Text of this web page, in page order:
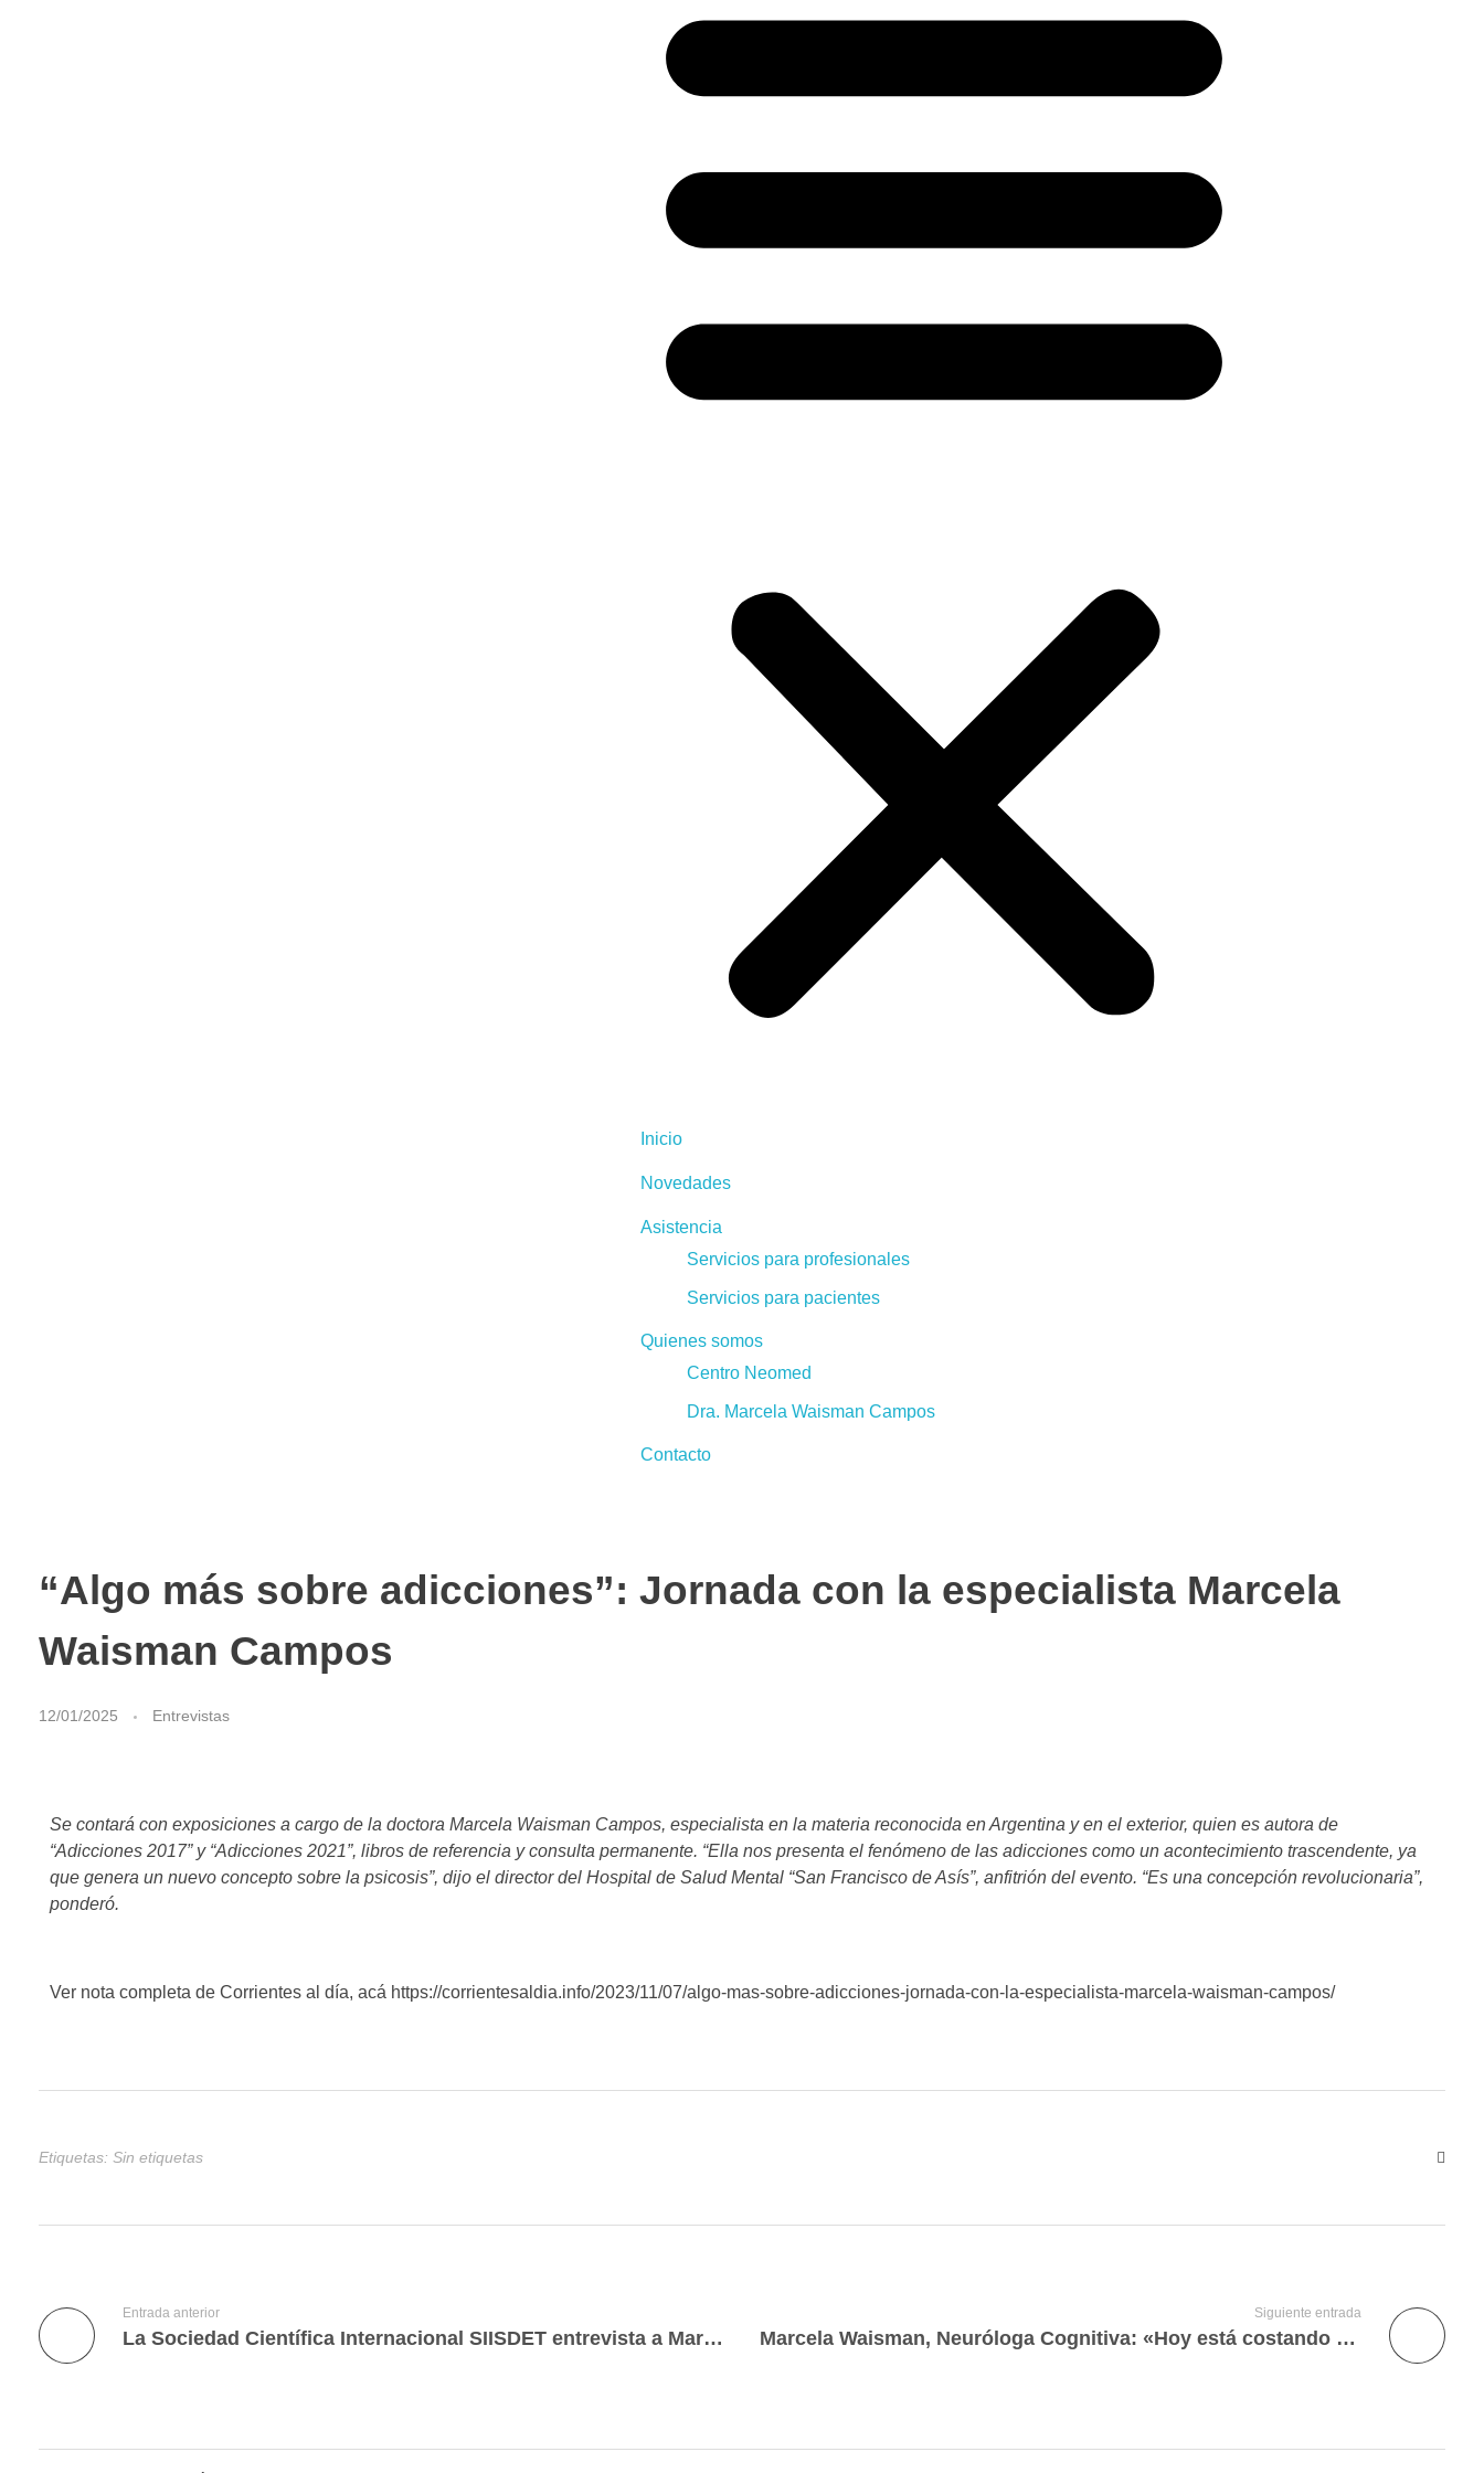
Inicio
Novedades
Asistencia
Servicios para profesionales
Servicios para pacientes
Quienes somos
Centro Neomed
Dra. Marcela Waisman Campos
Contacto
“Algo más sobre adicciones”: Jornada con la especialista Marcela
Waisman Campos
12/01/2025 Entrevistas
Se contará con exposiciones a cargo de la doctora Marcela Waisman Campos, especialista en la materia reconocida en Argentina y en el exterior, quien es autora de
“Adicciones 2017” y “Adicciones 2021”, libros de referencia y consulta permanente. “Ella nos presenta el fenómeno de las adicciones como un acontecimiento trascendente, ya
que genera un nuevo concepto sobre la psicosis”, dijo el director del Hospital de Salud Mental “San Francisco de Asís”, anfitrión del evento. “Es una concepción revolucionaria”,
ponderó.
Ver nota completa de Corrientes al día, acá https://corrientesaldia.info/2023/11/07/algo-mas-sobre-adicciones-jornada-con-la-especialista-marcela-waisman-campos/
Etiquetas: Sin etiquetas
Entrada anterior
La Sociedad Científica Internacional SIISDET entrevista a Marcela Waisman Campos
Siguiente entrada
Marcela Waisman, Neuróloga Cognitiva: «Hoy está costando que las personas sientan placer»